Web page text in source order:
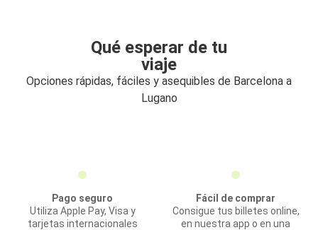
Qué esperar de tu
viaje
Opciones rápidas, fáciles y asequibles de Barcelona a
Lugano
Pago seguro
Utiliza Apple Pay, Visa y
tarjetas internacionales
Fácil de comprar
Consigue tus billetes online,
en nuestra app o en una